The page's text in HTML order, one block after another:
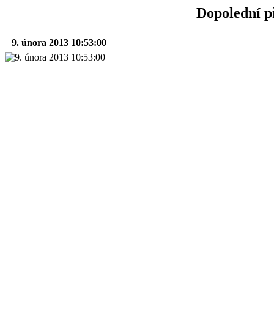
Dopolední
9. února 2013 10:53:00